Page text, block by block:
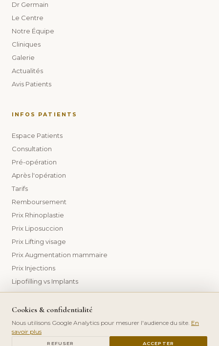
Dr Germain
Le Centre
Notre Équipe
Cliniques
Galerie
Actualités
Avis Patients
INFOS PATIENTS
Espace Patients
Consultation
Pré-opération
Après l'opération
Tarifs
Remboursement
Prix Rhinoplastie
Prix Liposuccion
Prix Lifting visage
Prix Augmentation mammaire
Prix Injections
Lipofilling vs Implants
© 2026 Dr Frédéric Germain — Tous droits réservés.
Mentions légalesPolitique de confidentialité PRENDRE RDV
Cookies & confidentialité
Nous utilisons Google Analytics pour mesurer l'audience du site. En
savoir plus
REFUSER ACCEPTER